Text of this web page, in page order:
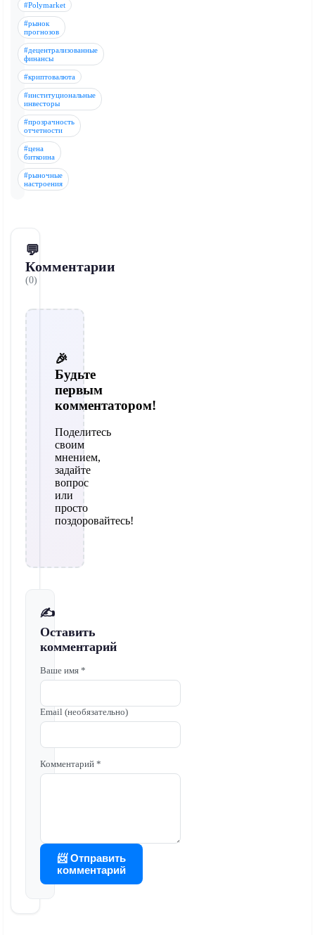
#Polymarket
#рынок
прогнозов
#децентрализованные
финансы
#криптовалюта
#институциональные
инвесторы
#прозрачность
отчетности
#цена
биткоина
#рыночные
настроения
💬
Комментарии
(0)
🎉
Будьте
первым
комментатором!
Поделитесь
своим
мнением,
задайте
вопрос
или
просто
поздоровайтесь!
✍️
Оставить
комментарий
Ваше имя *
Email (необязательно)
Комментарий *
📨 Отправить
комментарий